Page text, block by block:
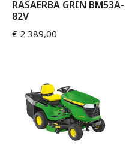
RASAERBA GRIN BM53A-
82V
€ 2 389,00